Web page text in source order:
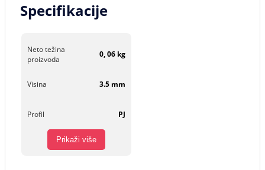
Specifikacije
Neto težina
proizvoda
0, 06 kg
Visina 3.5 mm
Profil PJ
Prikaži više